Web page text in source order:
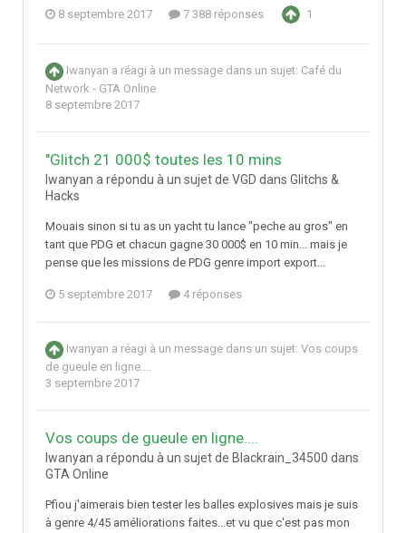
8 septembre 2017 7 388 réponses 1
Iwanyan a réagi à un message dans un sujet: Café du
Network - GTA Online
8 septembre 2017
"Glitch 21 000$ toutes les 10 mins
Iwanyan a répondu à un sujet de VGD dans Glitchs &
Hacks
Mouais sinon si tu as un yacht tu lance "peche au gros" en
tant que PDG et chacun gagne 30 000$ en 10 min... mais je
pense que les missions de PDG genre import export...
5 septembre 2017 4 réponses
Iwanyan a réagi à un message dans un sujet: Vos coups
de gueule en ligne....
3 septembre 2017
Vos coups de gueule en ligne....
Iwanyan a répondu à un sujet de Blackrain_34500 dans
GTA Online
Pfiou j'aimerais bien tester les balles explosives mais je suis
à genre 4/45 améliorations faites...et vu que c'est pas mon